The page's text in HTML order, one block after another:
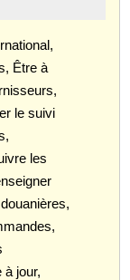
Être à
le suivi
les
à jour,